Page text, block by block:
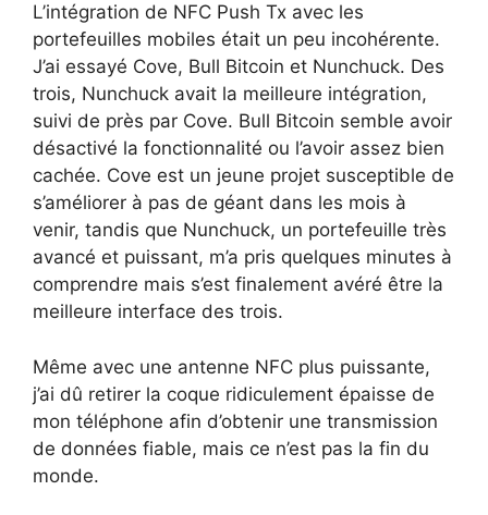
L’intégration de NFC Push Tx avec les
portefeuilles mobiles était un peu incohérente.
J’ai essayé Cove, Bull Bitcoin et Nunchuck. Des
trois, Nunchuck avait la meilleure intégration,
suivi de près par Cove. Bull Bitcoin semble avoir
désactivé la fonctionnalité ou l’avoir assez bien
cachée. Cove est un jeune projet susceptible de
s’améliorer à pas de géant dans les mois à
venir, tandis que Nunchuck, un portefeuille très
avancé et puissant, m’a pris quelques minutes à
comprendre mais s’est finalement avéré être la
meilleure interface des trois.
Même avec une antenne NFC plus puissante,
j’ai dû retirer la coque ridiculement épaisse de
mon téléphone afin d’obtenir une transmission
de données fiable, mais ce n’est pas la fin du
monde.